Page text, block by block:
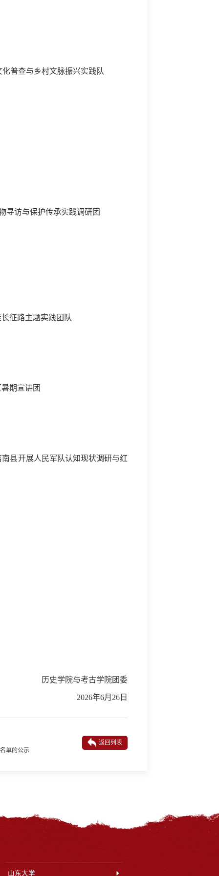
普查与乡村文脉振兴实践队
寻访与保护传承实践调研团
征路主题实践团队
期宣讲团
南县开展人民军队认知现状调研与红
历史学院与考古学院团委
2026年6月26日
单的公示
返回列表
山东大学